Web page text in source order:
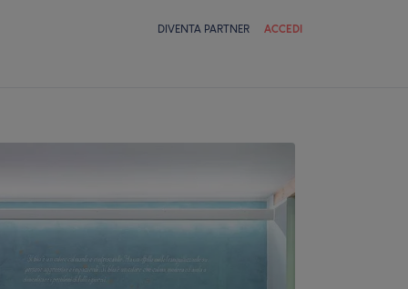
DIVENTA PARTNER ACCEDI